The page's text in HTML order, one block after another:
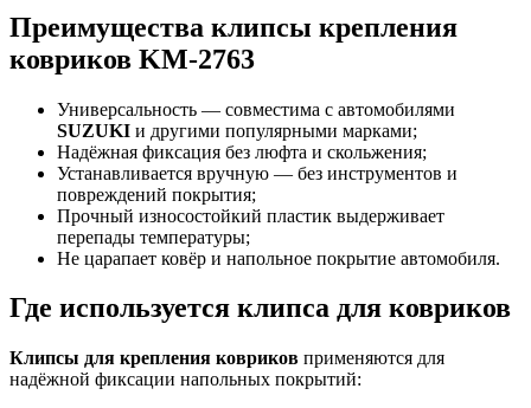
Преимущества клипсы крепления
ковриков KM-2763
Универсальность — совместима с автомобилями
SUZUKI и другими популярными марками;
Надёжная фиксация без люфта и скольжения;
Устанавливается вручную — без инструментов и
повреждений покрытия;
Прочный износостойкий пластик выдерживает
перепады температуры;
Не царапает ковёр и напольное покрытие автомобиля.
Где используется клипса для ковриков
Клипсы для крепления ковриков применяются для
надёжной фиксации напольных покрытий: